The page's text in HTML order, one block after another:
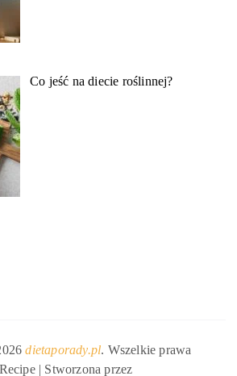
Co jeść na diecie roślinnej?
dietaporady.pl. Wszelkie prawa
| Stworzona przez